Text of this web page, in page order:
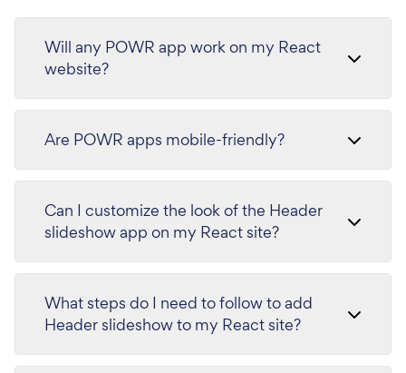
Will any POWR app work on my React
website?
Are POWR apps mobile-friendly?
Can I customize the look of the Header
slideshow app on my React site?
What steps do I need to follow to add
Header slideshow to my React site?